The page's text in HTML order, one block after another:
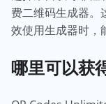
费二维码生成器。
效使用生成器时，
哪里可以获